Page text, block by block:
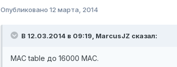
Опубликовано 12 марта, 2014
В 12.03.2014 в 09:19, MarcusJZ сказал:
MAC table до 16000 MAC.